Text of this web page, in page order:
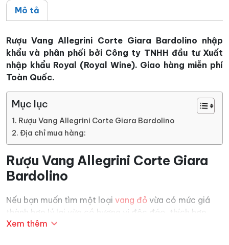
Mô tả
Rượu Vang Allegrini Corte Giara Bardolino nhập
khẩu và phân phối bởi Công ty TNHH đầu tư Xuất
nhập khẩu Royal (Royal Wine). Giao hàng miễn phí
Toàn Quốc.
Mục lục
Rượu Vang Allegrini Corte Giara Bardolino
Địa chỉ mua hàng:
Rượu Vang Allegrini Corte Giara
Bardolino
Nếu bạn muốn tìm một loại vang đỏ vừa có mức giá
thành hợp lý lại vừa có hương vị độc đáo, thích hợp
làm đồ uống chính trong các bữa tiệc hoặc làm quà
Xem thêm